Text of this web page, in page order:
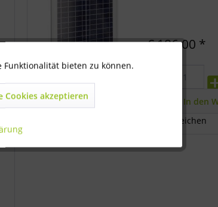
€ 186,00 *
In den
Vergleichen
Aktiv
Funktionalität bieten zu können.
Cookies akzeptieren